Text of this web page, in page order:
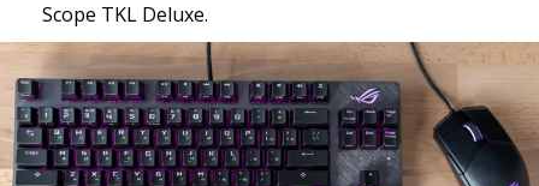
Scope TKL Deluxe.